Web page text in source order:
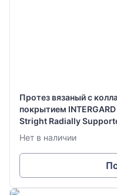
Протез вязаный с
покрытием INTERGARD
Stright Radially
мм х 70 см
Нет в наличии